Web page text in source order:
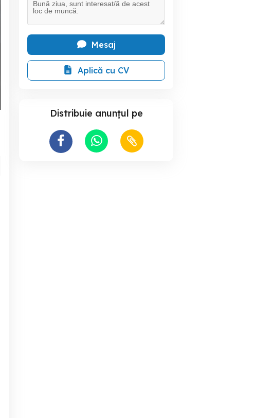
Mesaj
Aplică cu CV
Distribuie anunțul pe